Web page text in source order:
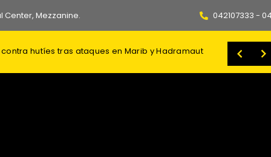
Center, Mezzanine. 042107333 -
corrida: dudas en el mercado